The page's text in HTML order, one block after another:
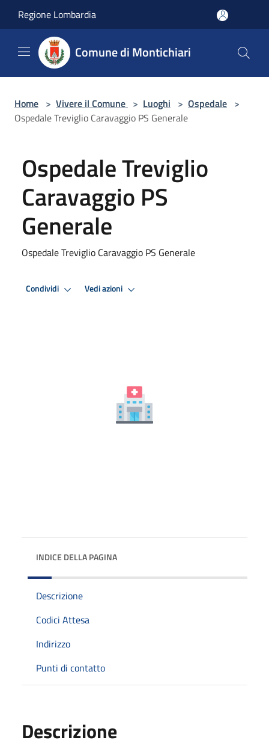
Regione Lombardia
Comune di Montichiari
Home > Vivere il Comune > Luoghi > Ospedale >
Ospedale Treviglio Caravaggio PS Generale
Ospedale Treviglio
Caravaggio PS
Generale
Ospedale Treviglio Caravaggio PS Generale
Condividi Vedi azioni
INDICE DELLA PAGINA
Descrizione
Codici Attesa
Indirizzo
Punti di contatto
Descrizione